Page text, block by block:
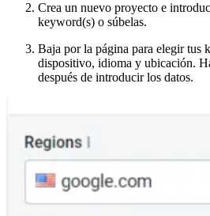
Crea un nuevo proyecto e
keyword(s) o súbelas.
Baja por la página para elegir tus
dispositivo, idioma y ubicación.
después de introducir los datos.